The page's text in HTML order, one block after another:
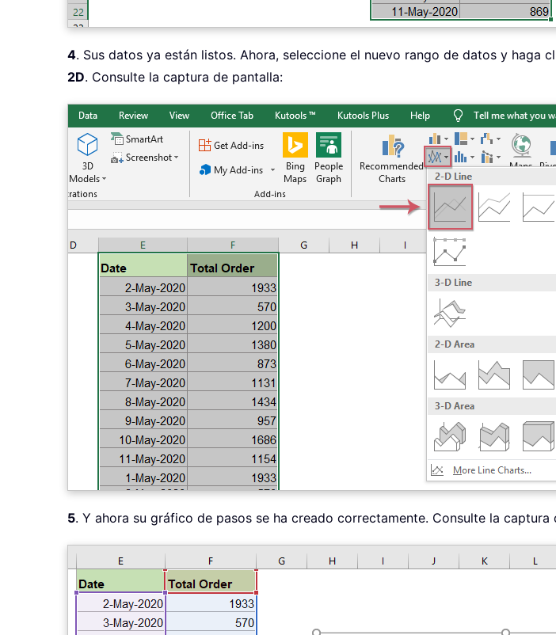
4. Sus datos ya están listos. Ahora, seleccione el nuevo rango de datos y haga
2D. Consulte la captura de pantalla:
5. Y ahora su gráfico de pasos se ha creado correctamente. Consulte la captura